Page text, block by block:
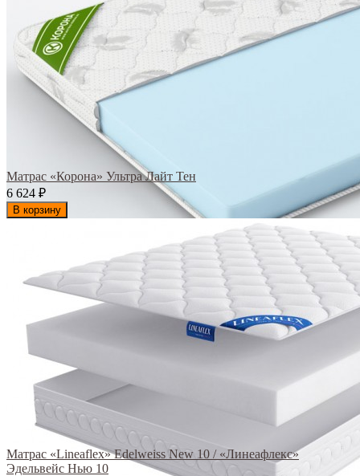
Матрас «Корона» Ультра Лайт Тен
6 624 ₽
В корзину
Матрас «Lineaflex» Edelweiss New 10 / «Линеафлекс»
Эдельвейс Нью 10